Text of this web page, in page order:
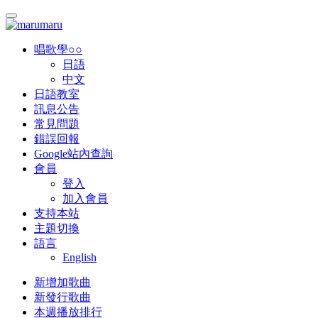
唱歌學○○
日語
中文
日語教室
訊息公告
常見問題
錯誤回報
Google站內查詢
會員
登入
加入會員
支持本站
主題切換
語言
English
新增加歌曲
新發行歌曲
本週播放排行